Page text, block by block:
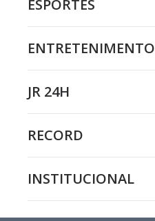
ESPORTES
ENTRETENIMENTO
JR 24H
RECORD
INSTITUCIONAL